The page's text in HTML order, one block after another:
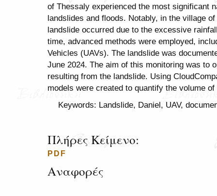
of Thessaly experienced the most significant
landslides and floods. Notably, in the village
landslide occurred due to the excessive
time, advanced methods were employed,
Vehicles (UAVs). The landslide was
June 2024. The aim of this monitoring was to
resulting from the landslide. Using
models were created to quantify the volume
Keywords: Landslide, Daniel, UAV,
Πλήρες Κείμενο:
PDF
Αναφορές